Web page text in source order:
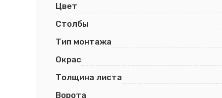
Цвет
Столбы
Тип монтажа
Окрас
Толщина листа
Ворота